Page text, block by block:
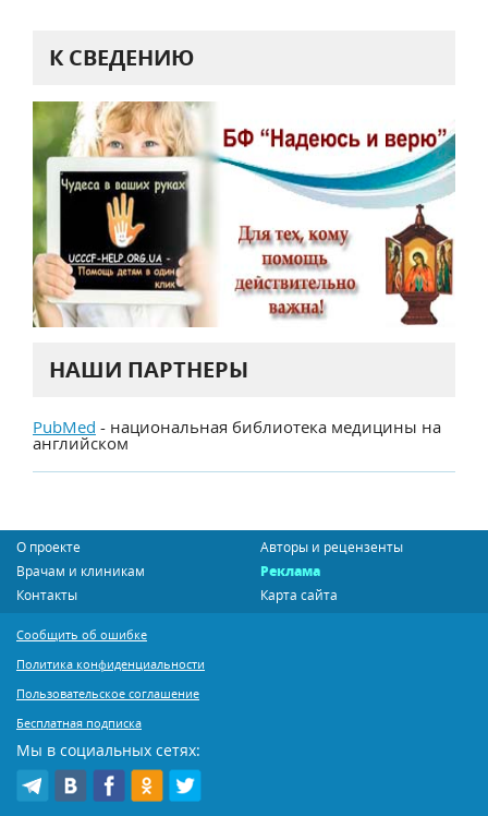
К СВЕДЕНИЮ
НАШИ ПАРТНЕРЫ
PubMed - национальная библиотека медицины на
английском
О проекте
Авторы и рецензенты
Врачам и клиникам
Реклама
Контакты
Карта сайта
Сообщить об ошибке
Политика конфиденциальности
Пользовательское соглашение
Бесплатная подписка
Мы в социальных сетях: